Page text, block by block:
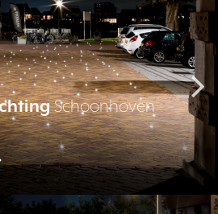
Schoonhoven